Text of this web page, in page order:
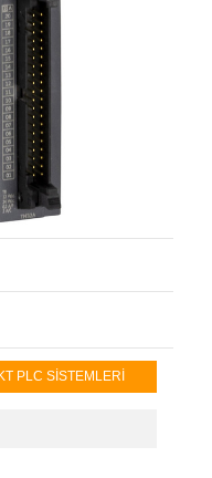
PLC SİSTEMLERİ